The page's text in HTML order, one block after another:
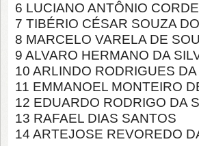
6 LUCIANO ANTÔNIO
7 TIBÉRIO CÉSAR SOUZA
8 MARCELO VARELA DE
9 ALVARO HERMANO DA
10 ARLINDO RODRIGUES
11 EMMANOEL MONTEIRO
12 EDUARDO RODRIGO DA
13 RAFAEL DIAS SANTOS
14 ARTEJOSE REVOREDO